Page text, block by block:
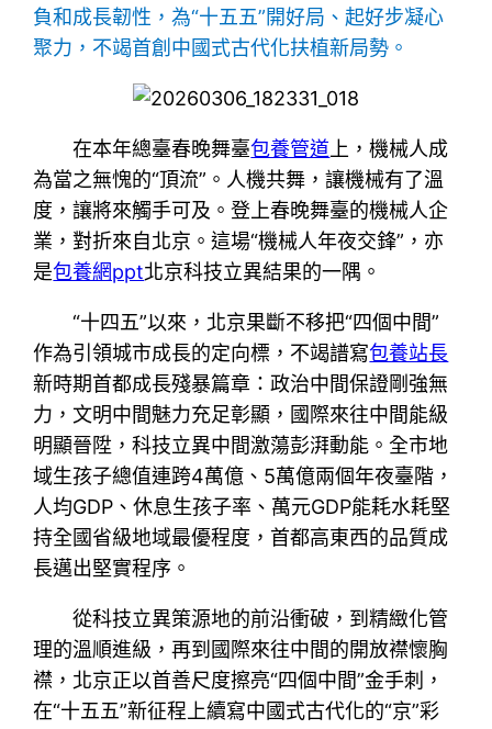
負和成長韌性，為“十五五”開好局、起好步凝心
聚力，不竭首創中國式古代化扶植新局勢。
在本年總臺春晚舞臺包養管道 上，機械人成
為當之無愧的“頂流”。人機共舞，讓機械有了溫
度，讓將來觸手可及。登上春晚舞臺的機械人企
業，對折來自北京。這場“機械人年夜交鋒”，亦
是包養網ppt北京科技立異結果的一隅。
“十四五”以來，北京果斷不移把“四個中間”
作為引領城市成長的定向標，不竭譜寫包養站長
新時期首都成長殘暴篇章：政治中間保證剛強無
力，文明中間魅力充足彰顯，國際來往中間能級
明顯晉陞，科技立異中間激蕩彭湃動能。全市地
域生孩子總值連跨4萬億、5萬億兩個年夜臺階，
人均GDP、休息生孩子率、萬元GDP能耗水耗堅
持全國省級地域最優程度，首都高東西的品質成
長邁出堅實程序。
從科技立異策源地的前沿衝破，到精緻化管
理的溫順進級，再到國際來往中間的開放襟懷胸
襟，北京正以首善尺度擦亮“四個中間”金手刺，
在“十五五”新征程上續寫中國式古代化的“京”彩